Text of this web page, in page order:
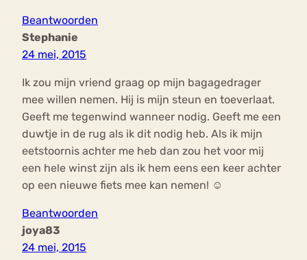
Beantwoorden
Stephanie
24 mei, 2015
Ik zou mijn vriend graag op mijn bagagedrager
mee willen nemen. Hij is mijn steun en toeverlaat.
Geeft me tegenwind wanneer nodig. Geeft me een
duwtje in de rug als ik dit nodig heb. Als ik mijn
eetstoornis achter me heb dan zou het voor mij
een hele winst zijn als ik hem eens een keer achter
op een nieuwe fiets mee kan nemen! ☺️
Beantwoorden
joya83
24 mei, 2015